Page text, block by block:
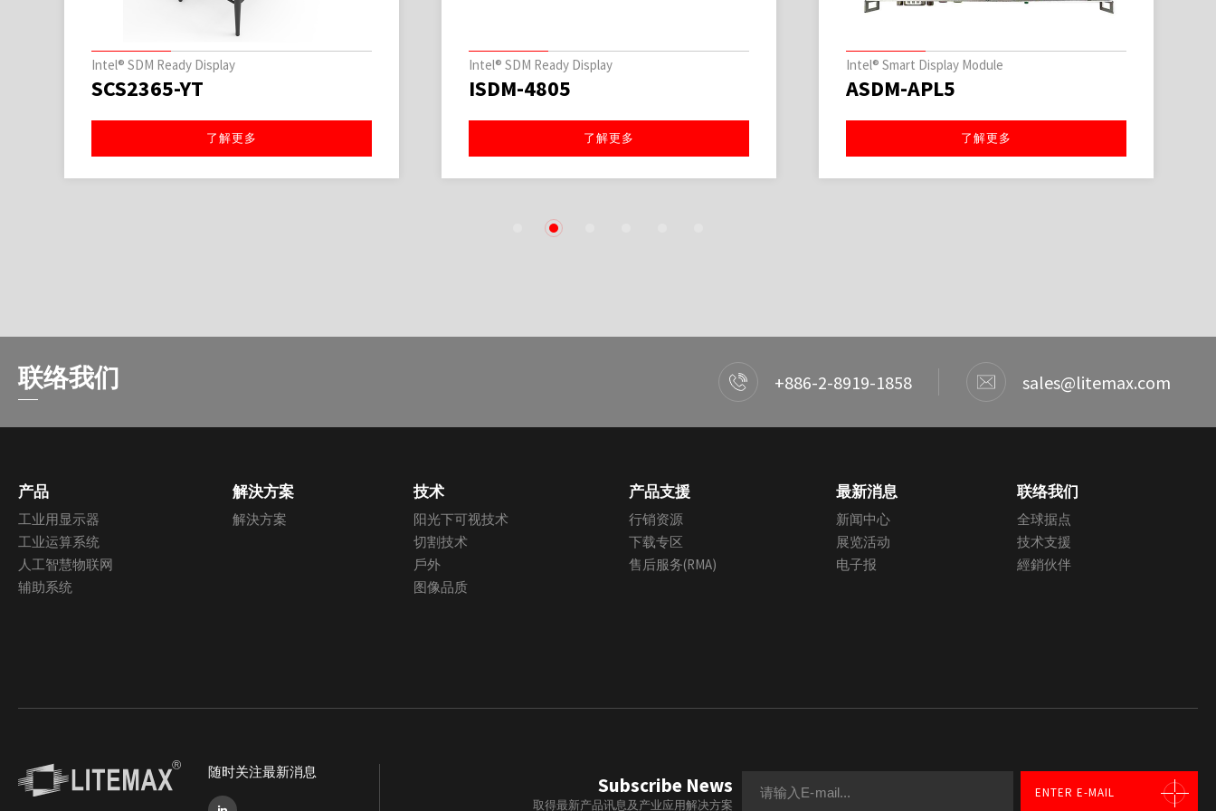
Intel® SDM Ready Display
SCS2365-YT
了解更多
Intel® SDM Ready Display
ISDM-4805
了解更多
Intel® Smart Display Module
ASDM-APL5
了解更多
2
产品比较 0
联络我们 +886-2-8919-1858 sales@litemax.com
产品
工业用显示器
工业运算系统
人工智慧物联网
辅助系统
解決方案
解決方案
技术
阳光下可视技术
切割技术
戶外
图像品质
产品支援
行销资源
下载专区
售后服务(RMA)
最新消息
新闻中心
展览活动
电子报
联络我们
全球据点
技术支援
經銷伙伴
随时关注最新消息
Subscribe News
取得最新产品讯息及产业应用解决方案
ENTER E-MAIL